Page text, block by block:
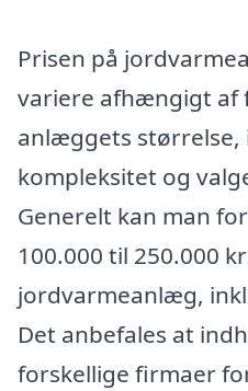
Prisen på
variere afhængigt af
anlæggets størrelse,
kompleksitet og
Generelt kan man
100.000 til 250.000
jordvarmeanlæg,
Det anbefales at
forskellige firmaer